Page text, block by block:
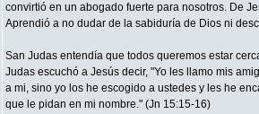
convirtió en un abogado fuerte para nosotros. De
Aprendió a no dudar de la sabiduría de Dios ni
San Judas entendía que todos queremos estar
Judas escuchó a Jesús decir, "Yo les llamo mis
a mi, sino yo los he escogido a ustedes y les he
que le pidan en mi nombre." (Jn 15:15-16)